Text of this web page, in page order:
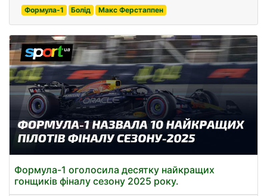
Формула-1 Болід Макс Ферстаппен
Формула-1 оголосила десятку найкращих
гонщиків фіналу сезону 2025 року.